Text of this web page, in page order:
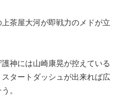
茶屋大河が即戦力のメドが立
神には山崎康晃が控えている
タートダッシュが出来れば広
。